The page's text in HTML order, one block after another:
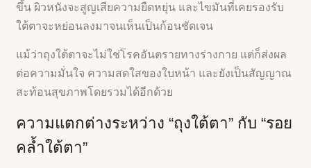
ขึ้น ผิวหนังจะสูญเสียความยืดหยุ่น และไขมันที่เคยรองรับ
ใต้ตาจะหย่อนลงมาจนเห็นเป็นก้อนชัดเจน
แม้ว่าถุงใต้ตาจะไม่ใช่โรคอันตรายทางร่างกาย แต่ก็ส่งผล
ต่อความมั่นใจ ความสดใสของใบหน้า และยังเป็นสัญญาณ
สะท้อนสุขภาพโดยรวมได้อีกด้วย
ความแตกต่างระหว่าง “ถุงใต้ตา” กับ “รอย
คล้ำใต้ตา”